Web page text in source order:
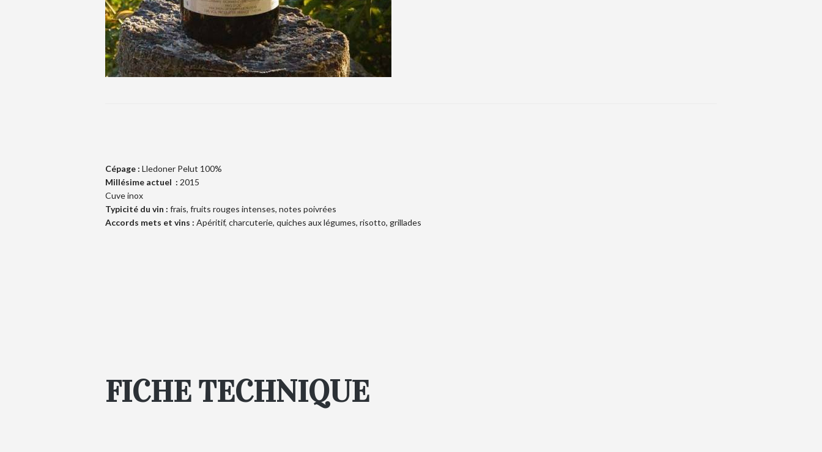
Cépage : Lledoner Pelut 100%
Millésime actuel : 2015
Cuve inox
Typicité du vin : frais, fruits rouges intenses, notes poivrées
Accords mets et vins : Apéritif, charcuterie, quiches aux légumes, risotto, grillades
FICHE TECHNIQUE